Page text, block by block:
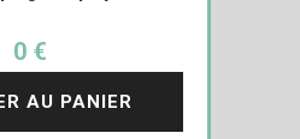
0 €
AU PANIER